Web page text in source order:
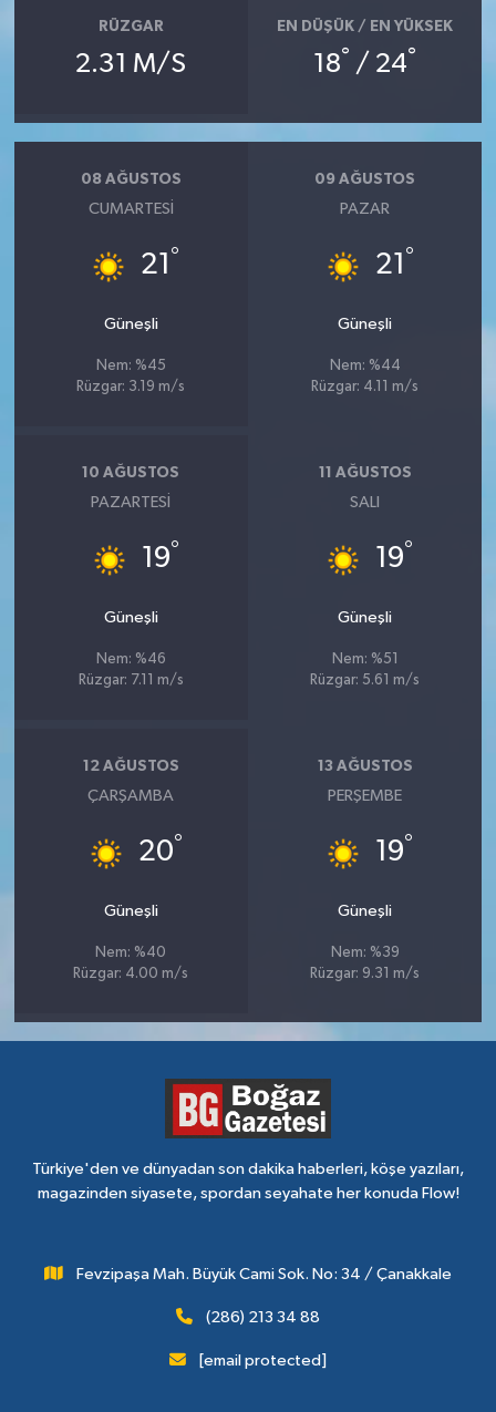
RÜZGAR
2.31 M/S
EN DÜŞÜK / EN YÜKSEK
18° / 24°
08 AĞUSTOS
CUMARTESI
21 °
Güneşli
Nem: %45
Rüzgar: 3.19 m/s
09 AĞUSTOS
PAZAR
21 °
Güneşli
Nem: %44
Rüzgar: 4.11 m/s
10 AĞUSTOS
PAZARTESI
19°
Güneşli
Nem: %46
Rüzgar: 7.11 m/s
11 AĞUSTOS
SALI
19°
Güneşli
Nem: %51
Rüzgar: 5.61 m/s
12 AĞUSTOS
ÇARŞAMBA
20°
Güneşli
Nem: %40
Rüzgar: 4.00 m/s
13 AĞUSTOS
PERŞEMBE
19°
Güneşli
Nem: %39
Rüzgar: 9.31 m/s
Türkiye'den ve dünyadan son dakika haberleri, köşe yazıları,
magazinden siyasete, spordan seyahate her konuda Flow!
Fevzipaşa Mah. Büyük Cami Sok. No: 34 / Çanakkale
(286) 213 34 88
[email protected]